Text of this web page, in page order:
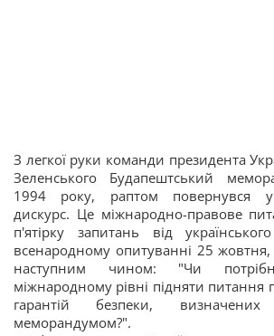
З легкої руки команди президента
Зеленського Будапештський
1994 року, раптом повернувся у
дискурс. Це міжнародно-правове
п'ятірку запитань від
всенародному опитуванні 25
наступним чином: "Чи
міжнародному рівні підняти питання
гарантій безпеки, визначених
меморандумом?".